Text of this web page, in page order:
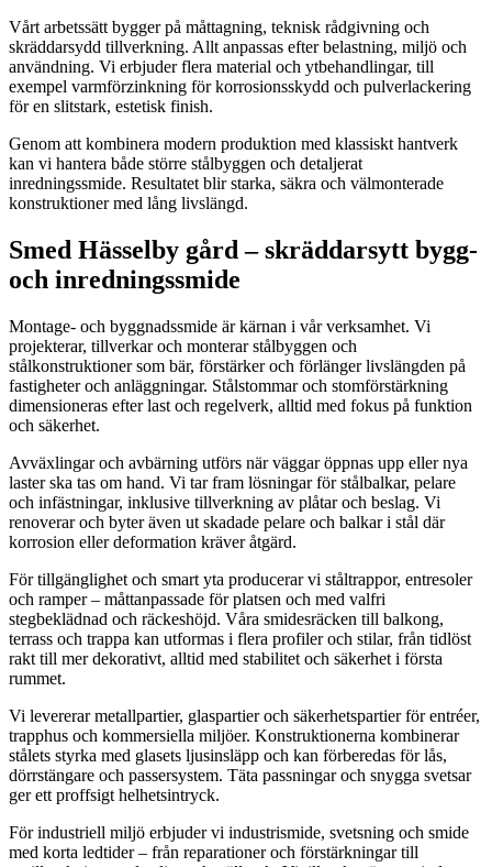
Vårt arbetssätt bygger på måttagning, teknisk rådgivning och
skräddarsydd tillverkning. Allt anpassas efter belastning, miljö och
användning. Vi erbjuder flera material och ytbehandlingar, till
exempel varmförzinkning för korrosionsskydd och pulverlackering
för en slitstark, estetisk finish.
Genom att kombinera modern produktion med klassiskt hantverk
kan vi hantera både större stålbyggen och detaljerat
inredningssmide. Resultatet blir starka, säkra och välmonterade
konstruktioner med lång livslängd.
Smed Hässelby gård – skräddarsytt bygg-
och inredningssmide
Montage- och byggnadssmide är kärnan i vår verksamhet. Vi
projekterar, tillverkar och monterar stålbyggen och
stålkonstruktioner som bär, förstärker och förlänger livslängden på
fastigheter och anläggningar. Stålstommar och stomförstärkning
dimensioneras efter last och regelverk, alltid med fokus på funktion
och säkerhet.
Avväxlingar och avbärning utförs när väggar öppnas upp eller nya
laster ska tas om hand. Vi tar fram lösningar för stålbalkar, pelare
och infästningar, inklusive tillverkning av plåtar och beslag. Vi
renoverar och byter även ut skadade pelare och balkar i stål där
korrosion eller deformation kräver åtgärd.
För tillgänglighet och smart yta producerar vi ståltrappor, entresoler
och ramper – måttanpassade för platsen och med valfri
stegbeklädnad och räckeshöjd. Våra smidesräcken till balkong,
terrass och trappa kan utformas i flera profiler och stilar, från tidlöst
rakt till mer dekorativt, alltid med stabilitet och säkerhet i första
rummet.
Vi levererar metallpartier, glaspartier och säkerhetspartier för entréer,
trapphus och kommersiella miljöer. Konstruktionerna kombinerar
stålets styrka med glasets ljusinsläpp och kan förberedas för lås,
dörrstängare och passersystem. Täta passningar och snygga svetsar
ger ett proffsigt helhetsintryck.
För industriell miljö erbjuder vi industrismide, svetsning och smide
med korta ledtider – från reparationer och förstärkningar till